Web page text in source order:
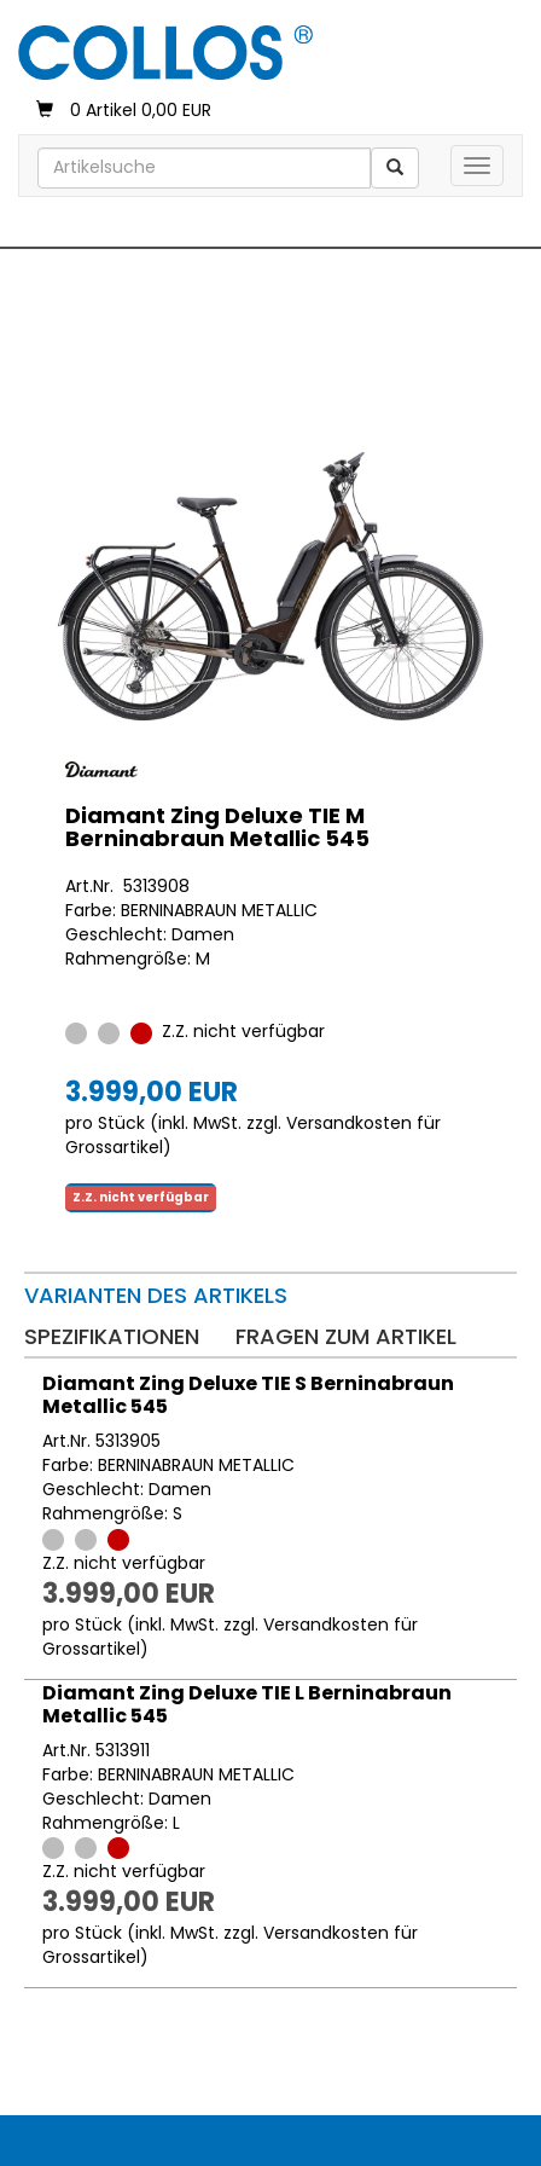
0 Artikel 0,00 EUR
Toggle
Diamant Zing Deluxe TIE M
Berninabraun Metallic 545
Art.Nr. 5313908
Farbe: BERNINABRAUN METALLIC
Geschlecht: Damen
Rahmengröße: M
Z.Z. nicht verfügbar
3.999,00 EUR
pro Stück (inkl. MwSt. zzgl. Versandkosten für
Grossartikel)
Z.Z. nicht verfügbar
VARIANTEN DES ARTIKELS
SPEZIFIKATIONEN
FRAGEN ZUM ARTIKEL
Diamant Zing Deluxe TIE S Berninabraun
Metallic 545
Art.Nr. 5313905
Farbe: BERNINABRAUN METALLIC
Geschlecht: Damen
Rahmengröße: S
Z.Z. nicht verfügbar
3.999,00 EUR
pro Stück (inkl. MwSt. zzgl. Versandkosten für
Grossartikel)
Diamant Zing Deluxe TIE L Berninabraun
Metallic 545
Art.Nr. 5313911
Farbe: BERNINABRAUN METALLIC
Geschlecht: Damen
Rahmengröße: L
Z.Z. nicht verfügbar
3.999,00 EUR
pro Stück (inkl. MwSt. zzgl. Versandkosten für
Grossartikel)